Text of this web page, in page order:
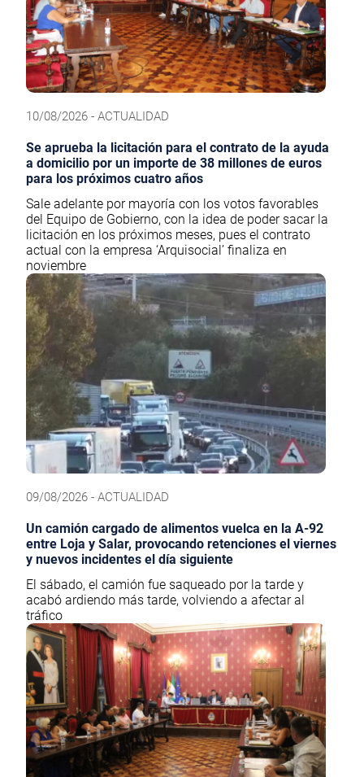
10/08/2026 - ACTUALIDAD
Se aprueba la licitación para el contrato de la ayuda
a domicilio por un importe de 38 millones de euros
para los próximos cuatro años
Sale adelante por mayoría con los votos favorables
del Equipo de Gobierno, con la idea de poder sacar la
licitación en los próximos meses, pues el contrato
actual con la empresa ‘Arquisocial’ finaliza en
noviembre
09/08/2026 - ACTUALIDAD
Un camión cargado de alimentos vuelca en la A-92
entre Loja y Salar, provocando retenciones el viernes
y nuevos incidentes el día siguiente
El sábado, el camión fue saqueado por la tarde y
acabó ardiendo más tarde, volviendo a afectar al
tráfico